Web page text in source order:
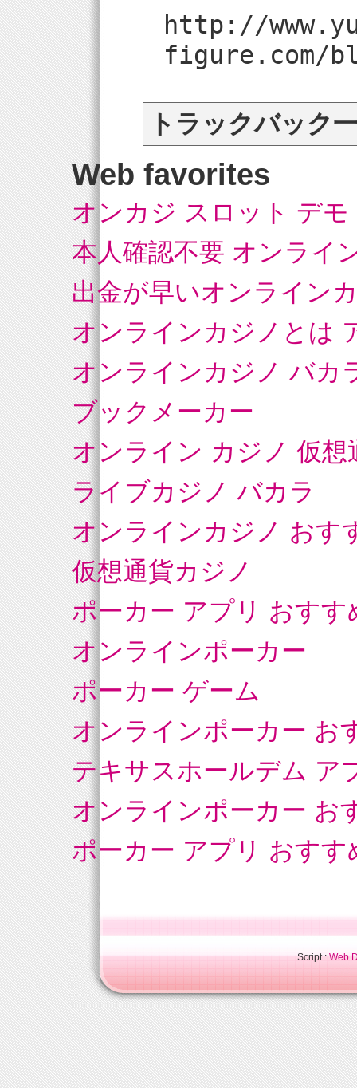
http://
figure.com/
トラックバック
Web favorites
オンカジ スロット デモ
本人確認不要 オンライ
出金が早いオンライン
オンラインカジノとは
オンラインカジノ バカ
ブックメーカー
オンライン カジノ 仮想
ライブカジノ バカラ
オンラインカジノ おす
仮想通貨カジノ
ポーカー アプリ おすす
オンラインポーカー
ポーカー ゲーム
オンラインポーカー お
テキサスホールデム ア
オンラインポーカー お
ポーカー アプリ おすす
Script :Web